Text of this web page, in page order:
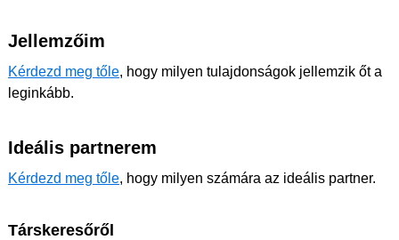
Jellemzőim
Kérdezd meg tőle, hogy milyen tulajdonságok jellemzik őt a
leginkább.
Ideális partnerem
Kérdezd meg tőle, hogy milyen számára az ideális partner.
Társkeresőről